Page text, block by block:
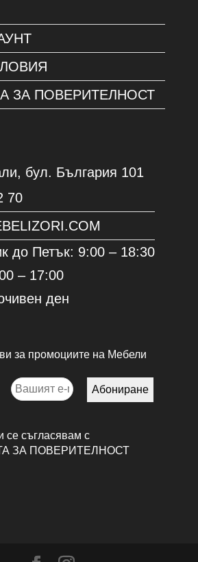
ЗА ПОВЕРИТЕЛНОСТ
бул. България 101
70
до Петък: 9:00 – 18:30
– 17:00
ден
за промоциите на Мебели
се съгласявам с
ЗА ПОВЕРИТЕЛНОСТ